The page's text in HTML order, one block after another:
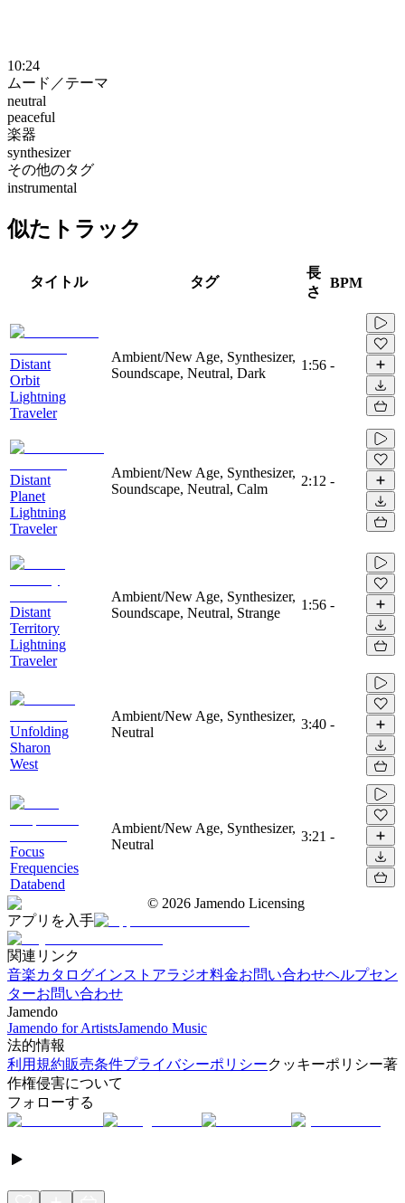
10:24
ムード／テーマ
neutral
peaceful
楽器
synthesizer
その他のタグ
instrumental
似たトラック
タイトル タグ
長
さ
BPM
Distant
Orbit
Lightning
Traveler
Ambient/New Age, Synthesizer,
Soundscape, Neutral, Dark
1:56 -
Distant
Planet
Lightning
Traveler
Ambient/New Age, Synthesizer,
Soundscape, Neutral, Calm
2:12 -
Distant
Territory
Lightning
Traveler
Ambient/New Age, Synthesizer,
Soundscape, Neutral, Strange
1:56 -
Unfolding
Sharon
West
Ambient/New Age, Synthesizer,
Neutral
3:40 -
Focus
Frequencies
Databend
Ambient/New Age, Synthesizer,
Neutral
3:21 -
© 2026 Jamendo Licensing
アプリを入手
関連リンク
音楽カタログインストアラジオ料金お問い合わせヘルプセン
ターお問い合わせ
Jamendo
Jamendo for ArtistsJamendo Music
法的情報
利用規約販売条件プライバシーポリシークッキーポリシー著
作権侵害について
フォローする